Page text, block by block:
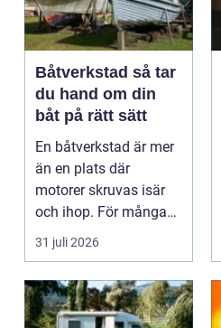
Båtverkstad så tar
du hand om din
båt på rätt sätt
En båtverkstad är mer
än en plats där
motorer skruvas isär
och ihop. För många
båtägare är
verkstade...
31 juli 2026